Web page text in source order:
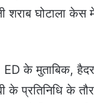
शराब घोटाला केस
ED के मुताबिक,
प्रतिनिधि के